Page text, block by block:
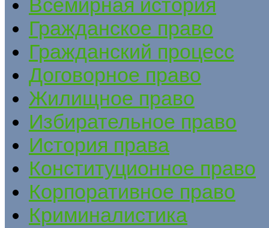
Всемирная история
Гражданское право
Гражданский процесс
Договорное право
Жилищное право
Избирательное право
История права
Конституционное право
Корпоративное право
Криминалистика